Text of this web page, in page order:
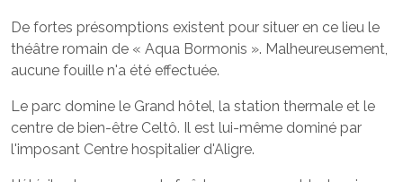
De fortes présomptions existent pour situer en ce lieu le
théâtre romain de « Aqua Bormonis ». Malheureusement,
aucune fouille n'a été effectuée.
Le parc domine le Grand hôtel, la station thermale et le
centre de bien-être Celtô. Il est lui-même dominé par
l'imposant Centre hospitalier d'Aligre.